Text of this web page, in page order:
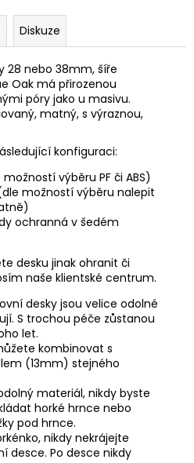
Diskuze
28 nebo 38mm, šíře
Oak má přirozenou
póry jako u masivu.
matný, s výraznou,
konfiguraci:
výběru PF či ABS)
možností výběru nalepit
ochranná v šedém
desku jinak ohranit či
naše klientské centrum.
desky jsou velice odolné
S trochou péče zůstanou
let.
kombinovat s
(13mm) stejného
materiál, nikdy byste
horké hrnce nebo
pod hrnce.
nikdy nekrájejte
desce. Po desce nikdy